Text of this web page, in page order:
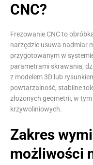
CNC?
Frezowanie CNC to
narzędzie usuwa nadmiar
przygotowanym w
parametrami skrawania,
z modelem 3D lub
powtarzalność, stabilne
złożonych geometrii, w
krzywoliniowych.
Zakres
możliwości